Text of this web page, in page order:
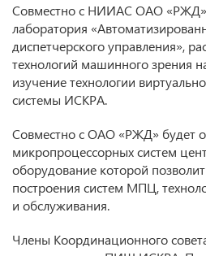
Совместно с НИИАС ОАО «РЖД»
лаборатория
диспетчерского управления»,
технологий машинного зрения
изучение технологии
системы ИСКРА.
Совместно с ОАО «РЖД» будет
микропроцессорных систем
оборудование которой
построения систем МПЦ,
и обслуживания.
Члены Координационного